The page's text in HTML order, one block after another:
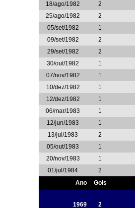
18/ago/1982
2
25/ago/1982
2
05/set/1982
1
09/set/1982
2
29/set/1982
2
30/out/1982
1
07/nov/1982
1
10/dez/1982
1
12/dez/1982
1
06/mar/1983
1
12/jun/1983
1
13/jul/1983
2
05/out/1983
1
20/nov/1983
1
01/jul/1984
2
Ano
Gols
1969 2